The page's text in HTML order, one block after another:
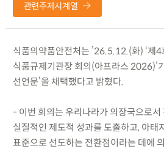
관련주제시계열
식품의약품안전처는 ’26.5.12.(화) ‘제
식품규제기관장 회의(아프라스 2026)’
선언문’을 채택했다고 밝혔다.
- 이번 회의는 우리나라가 의장국으로서
실질적인 제도적 성과를 도출하고, 아태
표준으로 선도하는 전환점이라는 데에